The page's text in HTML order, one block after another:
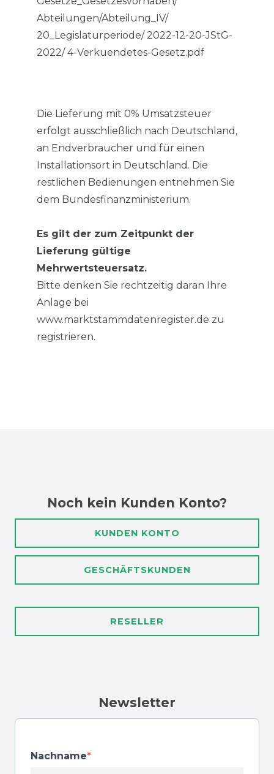
Abteilungen/Abteilung_IV/
20_Legislaturperiode/ 2022-12-20-JStG-
2022/ 4-Verkuendetes-Gesetz.pdf
Die Lieferung mit 0% Umsatzsteuer
erfolgt ausschließlich nach Deutschland,
an Endverbraucher und für einen
Installationsort in Deutschland. Die
restlichen Bedienungen entnehmen Sie
dem Bundesfinanzministerium.
Es gilt der zum Zeitpunkt der
Lieferung gültige
Mehrwertsteuersatz.
Bitte denken Sie rechtzeitig daran Ihre
Anlage bei
www.marktstammdatenregister.de zu
registrieren.
Noch kein Kunden Konto?
KUNDEN KONTO
GESCHÄFTSKUNDEN
RESELLER
Newsletter
Nachname